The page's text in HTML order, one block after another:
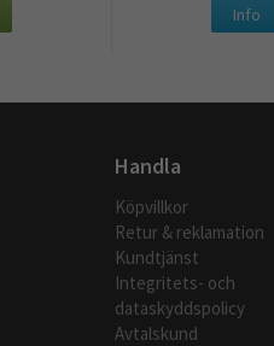
Info
Handla
Köpvillkor
Retur & reklamation
Kundtjänst
Integritets- och
dataskyddspolicy
Avtalskund